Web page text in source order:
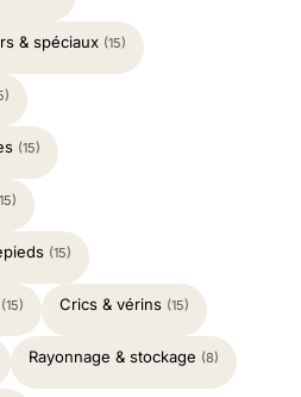
& spéciaux (15)
(15)
(15)
(15) Crics & vérins (15)
Rayonnage & stockage (8)